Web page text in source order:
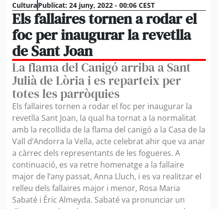
CulturaPublicat: 24 juny, 2022 - 00:06 CEST
Els fallaires tornen a rodar el
foc per inaugurar la revetlla
de Sant Joan
La flama del Canigó arriba a Sant
Julià de Lòria i es reparteix per
totes les parròquies
Els fallaires tornen a rodar el foc per inaugurar la
revetlla Sant Joan, la qual ha tornat a la normalitat
amb la recollida de la flama del canigó a la Casa de la
Vall d’Andorra la Vella, acte celebrat ahir que va anar
a càrrec dels representants de les fogueres. A
continuació, es va retre homenatge a la fallaire
major de l’any passat, Anna Lluch, i es va realitzar el
relleu dels fallaires major i menor, Rosa Maria
Sabaté i Èric Almeyda. Sabaté va pronunciar un